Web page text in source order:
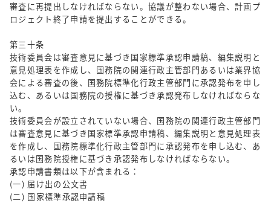
審査に再提出しなければならない。協議が整わない場合、計画プ
ロジェクト終了申請を提出することができる。
第三十条
技術委員会は審査意見に基づき国家標準承認申請稿、編集説明と
意見処理表を作成し、国務院の関連行政主管部門あるいは業界協
会による審査の後、国務院標準化行政主管部門に承認発布を申し
込む、あるいは国務院の授権に基づき承認発布しなければならな
い。
技術委員会が設立されていない場合、国務院の関連行政主管部門
は審査意見に基づき国家標準承認申請稿、編集説明と意見処理表
を作成し、国務院標準化行政主管部門に承認発布を申し込む、あ
るいは国務院授権に基づき承認発布しなければならない。
承認申請書類は以下が含まれる：
(一) 届け出の公文書
(二) 国家標準承認申請稿